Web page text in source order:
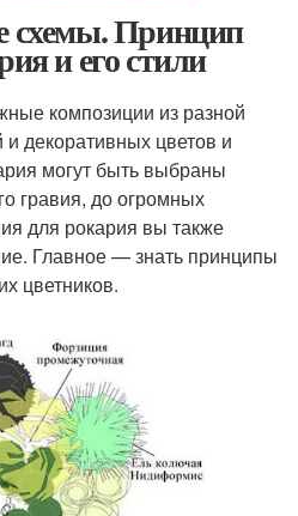
схемы. Принцип
и его стили
композиции из разной
декоративных цветов и
могут быть выбраны
гравия, до огромных
для рокария вы также
Главное — знать принципы
цветников.